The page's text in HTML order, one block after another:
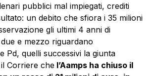
pubblici mal impiegati, crediti
un debito che sfiora i 35 milioni
gli ultimi 4 anni di
e mezzo riguardano
Pd, quelli successivi la giunta
Corriere che l’Aamps ha chiuso il